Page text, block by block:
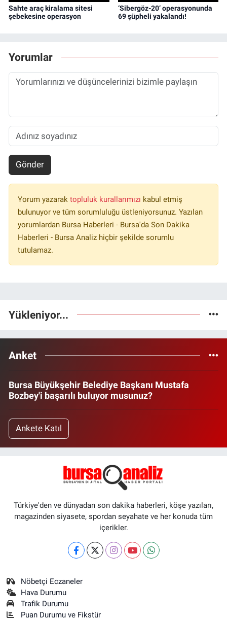
Sahte araç kiralama sitesi
şebekesine operasyon
‘Sibergöz-20’ operasyonunda
69 şüpheli yakalandı!
Yorumlar
Gönder
Yorum yazarak topluluk kurallarımızı kabul etmiş
bulunuyor ve tüm sorumluluğu üstleniyorsunuz. Yazılan
yorumlardan Bursa Haberleri - Bursa'da Son Dakika
Haberleri - Bursa Analiz hiçbir şekilde sorumlu
tutulamaz.
Yükleniyor...
Anket
Bursa Büyükşehir Belediye Başkanı Mustafa
Bozbey'i başarılı buluyor musunuz?
Ankete Katıl
Türkiye'den ve dünyadan son dakika haberleri, köşe yazıları,
magazinden siyasete, spordan seyahate ve her konuda tüm
içerikler.
Nöbetçi Eczaneler
Hava Durumu
Trafik Durumu
Puan Durumu ve Fikstür